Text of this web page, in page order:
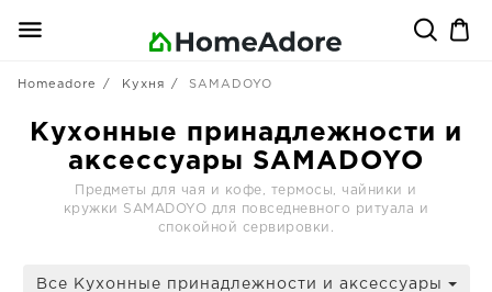
Homeadore Кухня SAMADOYO
Кухонные принадлежности и
аксессуары SAMADOYO
Предметы для чая и кофе, термосы, чайники и
кружки SAMADOYO для повседневного ритуала и
спокойной сервировки.
Все Кухонные принадлежности и аксессуары